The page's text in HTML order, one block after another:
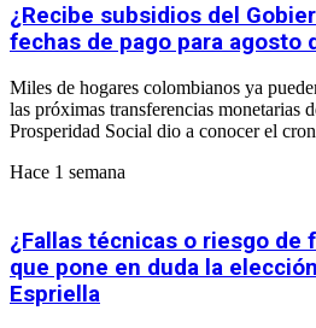
¿Recibe subsidios del
fechas de pago para agosto
Miles de hogares colombianos ya
las próximas transferencias monetarias
Prosperidad Social dio a conocer el
Hace 1 semana
¿Fallas técnicas o riesgo de
que pone en duda la
Espriella